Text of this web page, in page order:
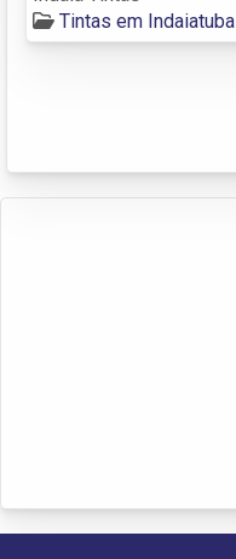
Tintas em Indaiatuba